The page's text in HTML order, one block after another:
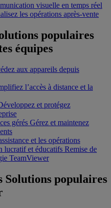
visuelle en temps réel
les opérations après-vente
populaires
équipes
aux appareils depuis
l’accès à distance et la
et protégez
gérés Gérez et maintenez
et les opérations
lucratif et éducatifs Remise de
TeamViewer
Solutions populaires